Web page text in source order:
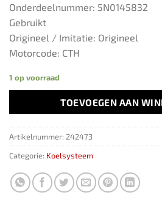
Onderdeelnummer: 5N0145832
Gebruikt
Origineel / Imitatie: Origineel
Motorcode: CTH
1 op voorraad
TOEVOEGEN AAN
Artikelnummer: 242473
Categorie: Koelsysteem